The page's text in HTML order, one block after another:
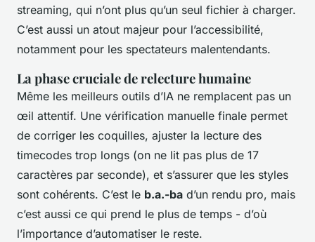
streaming, qui n’ont plus qu’un seul fichier à charger.
C’est aussi un atout majeur pour l’accessibilité,
notamment pour les spectateurs malentendants.
La phase cruciale de relecture humaine
Même les meilleurs outils d’IA ne remplacent pas un
œil attentif. Une vérification manuelle finale permet
de corriger les coquilles, ajuster la lecture des
timecodes trop longs (on ne lit pas plus de 17
caractères par seconde), et s’assurer que les styles
sont cohérents. C’est le b.a.-ba d’un rendu pro, mais
c’est aussi ce qui prend le plus de temps - d’où
l’importance d’automatiser le reste.